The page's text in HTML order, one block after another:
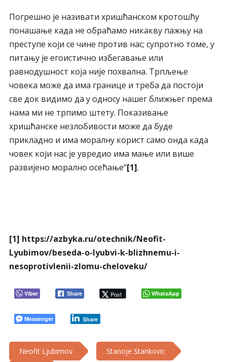
Погрешно је називати хришћанском кротошћу
понашање када не обраћамо никакву пажњу на
преступе који се чине против нас; супротно томе, у
питању је егоистично избегавање или
равнодушност која није похвална. Трпљење
човека може да има границе и треба да постоји
све док видимо да у односу нашег ближњег према
нама ми не трпимо штету. Показивање
хришћанске незлобивости може да буде
прикладно и има моралну корист само онда када
човек који нас је увредио има мање или више
развијено морално осећање“[1].
[1] https://azbyka.ru/otechnik/Neofit-
Lyubimov/beseda-o-lyubvi-k-blizhnemu-i-
nesoprotivlenii-zlomu-cheloveku/
Viber Share Post WhatsApp
Messenger Share
Neofit Ljubimov
Stanoje Stankovic